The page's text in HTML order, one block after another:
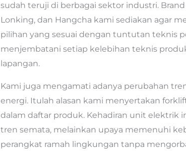
sudah teruji di berbagai sektor industri.
Lonking, dan Hangcha kami sediakan agar
pilihan yang sesuai dengan tuntutan teknis
menjembatani setiap kelebihan teknis
lapangan.
Kami juga mengamati adanya perubahan
energi. Itulah alasan kami menyertakan
dalam daftar produk. Kehadiran unit elektrik
tren semata, melainkan upaya memenuhi
perangkat ramah lingkungan tanpa